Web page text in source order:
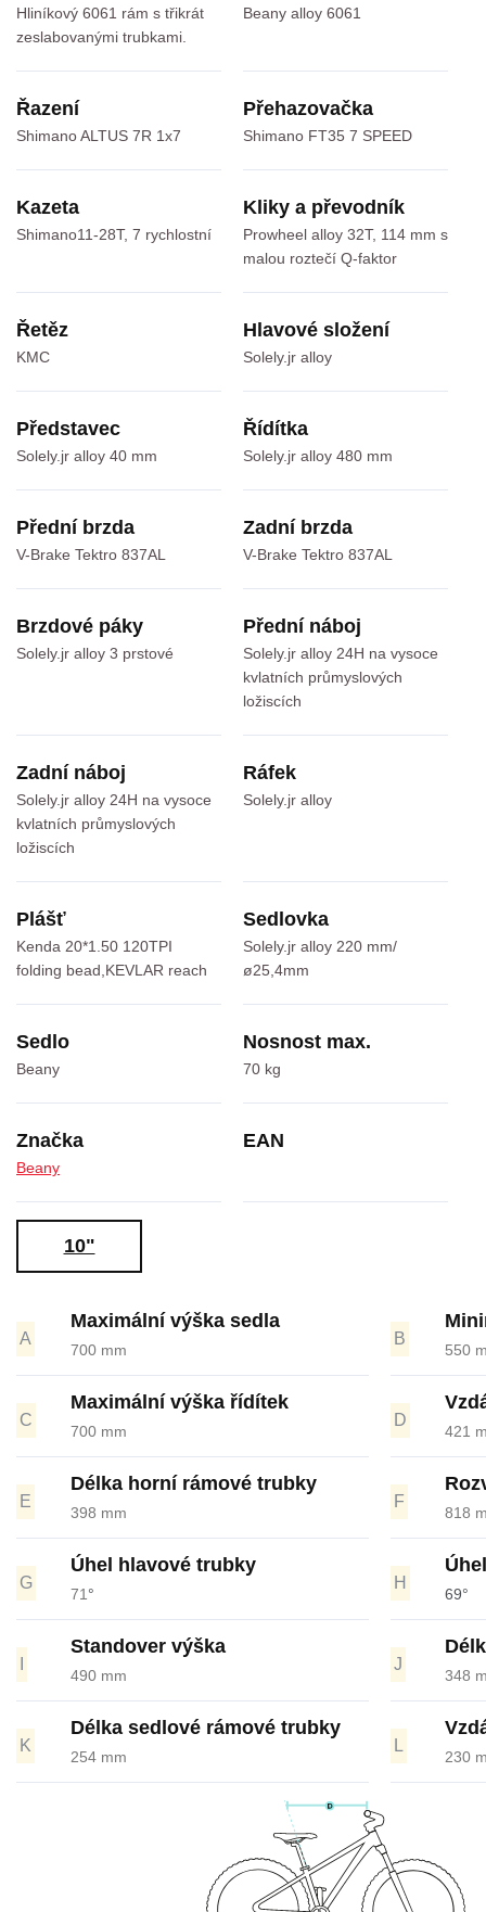
Hliníkový 6061 rám s třikrát
zeslabovanými trubkami.
Beany alloy 6061
Řazení
Shimano ALTUS 7R 1x7
Přehazovačka
Shimano FT35 7 SPEED
Kazeta
Shimano11-28T, 7 rychlostní
Kliky a převodník
Prowheel alloy 32T, 114 mm s
malou roztečí Q-faktor
Řetěz
KMC
Hlavové složení
Solely.jr alloy
Představec
Solely.jr alloy 40 mm
Řídítka
Solely.jr alloy 480 mm
Přední brzda
V-Brake Tektro 837AL
Zadní brzda
V-Brake Tektro 837AL
Brzdové páky
Solely.jr alloy 3 prstové
Přední náboj
Solely.jr alloy 24H na vysoce
kvlatních průmyslových
ložiscích
Zadní náboj
Solely.jr alloy 24H na vysoce
kvlatních průmyslových
ložiscích
Ráfek
Solely.jr alloy
Plášť
Kenda 20*1.50 120TPI
folding bead,KEVLAR reach
Sedlovka
Solely.jr alloy 220 mm/
ø25,4mm
Sedlo
Beany
Nosnost max.
70 kg
Značka
Beany
EAN
10"
A
Maximální výška sedla
700 mm
B
550
C
Maximální výška řídítek
700 mm
D
421
E
Délka horní rámové trubky
398 mm
F
818
G
Úhel hlavové trubky
71°
H
69°
Standover výška
490 mm
J
348
K
Délka sedlové rámové trubky
254 mm
L
230